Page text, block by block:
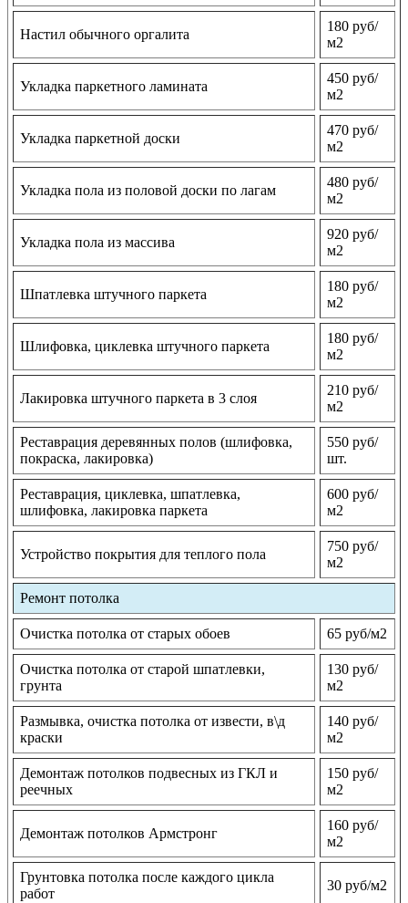
Настил обычного оргалита
180 руб/
м2
Укладка паркетного ламината
450 руб/
м2
Укладка паркетной доски
470 руб/
м2
Укладка пола из половой доски по лагам
480 руб/
м2
Укладка пола из массива
920 руб/
м2
Шпатлевка штучного паркета
180 руб/
м2
Шлифовка, циклевка штучного паркета
180 руб/
м2
Лакировка штучного паркета в 3 слоя
210 руб/
м2
Реставрация деревянных полов (шлифовка,
покраска, лакировка)
550 руб/
шт.
Реставрация, циклевка, шпатлевка,
шлифовка, лакировка паркета
600 руб/
м2
Устройство покрытия для теплого пола
750 руб/
м2
Ремонт потолка
Очистка потолка от старых обоев 65 руб/м2
Очистка потолка от старой шпатлевки,
грунта
130 руб/
м2
Размывка, очистка потолка от извести, в\д
краски
140 руб/
м2
Демонтаж потолков подвесных из ГКЛ и
реечных
150 руб/
м2
Демонтаж потолков Армстронг
160 руб/
м2
Грунтовка потолка после каждого цикла
работ
30 руб/м2